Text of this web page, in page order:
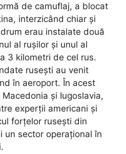
de camuflaj, a blocat
interzicând chiar și
erau instalate două
al rușilor și unul al
3 kilometri de cel rus.
rusești au venit
în aeroport. În acest
și Iugoslavia,
experții americani și
forțelor rusești din
un sector operațional în